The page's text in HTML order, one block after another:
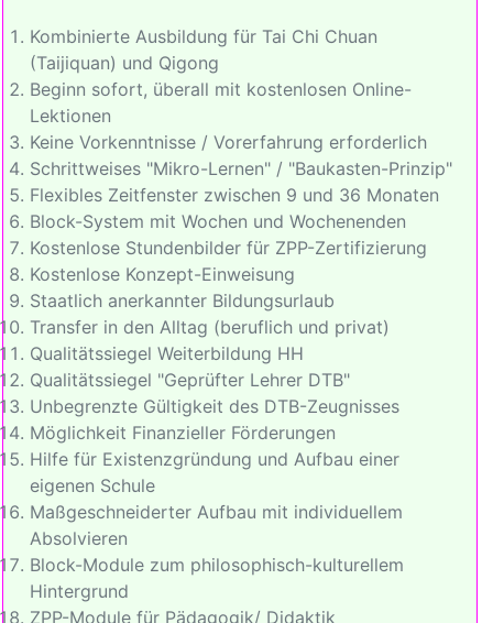
Kombinierte Ausbildung für Tai Chi Chuan
(Taijiquan) und Qigong
Beginn sofort, überall mit kostenlosen Online-
Lektionen
Keine Vorkenntnisse / Vorerfahrung erforderlich
Schrittweises "Mikro-Lernen" / "Baukasten-Prinzip"
Flexibles Zeitfenster zwischen 9 und 36 Monaten
Block-System mit Wochen und Wochenenden
Kostenlose Stundenbilder für ZPP-Zertifizierung
Kostenlose Konzept-Einweisung
Staatlich anerkannter Bildungsurlaub
Transfer in den Alltag (beruflich und privat)
Qualitätssiegel Weiterbildung HH
Qualitätssiegel "Geprüfter Lehrer DTB"
Unbegrenzte Gültigkeit des DTB-Zeugnisses
Möglichkeit Finanzieller Förderungen
Hilfe für Existenzgründung und Aufbau einer
eigenen Schule
Maßgeschneiderter Aufbau mit individuellem
Absolvieren
Block-Module zum philosophisch-kulturellem
Hintergrund
ZPP-Module für Pädagogik/ Didaktik